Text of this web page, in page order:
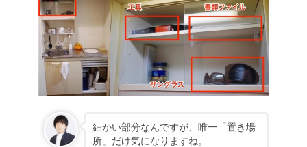
細かい部分なんですが、唯一「置き場
所」だけ気になりますね。